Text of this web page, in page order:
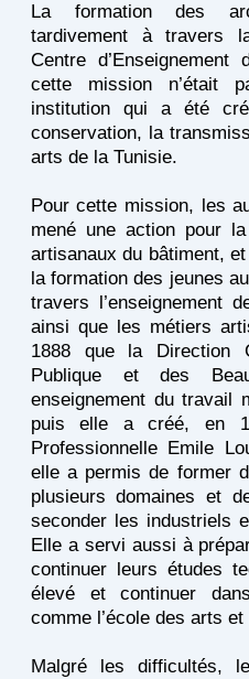
La formation des
tardivement à travers
Centre
cette mission n’était
institution qui a été
conservation, la
arts de la Tunisie.
Pour cette mission, les
mené une action pour
artisanaux du bâtiment,
la formation des jeunes
travers l’enseignement
ainsi que les métiers
1888 que la Direction
Publique et des
enseignement du travail
puis elle a créé, en
Professionnelle Emile
elle a permis de former
plusieurs domaines et
seconder les industriels
Elle a servi aussi à
continuer leurs études
élevé et continuer
comme l’école des arts
Malgré les difficultés,